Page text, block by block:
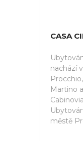
CASA
nachází
Martino
městě